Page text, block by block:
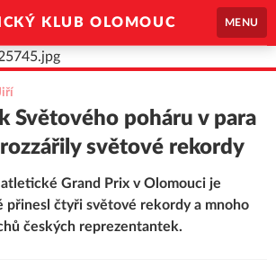
KLUB OLOMOUC MENU
Světového poháru v para
světové rekordy
Grand Prix v Olomouci je
přinesl čtyři světové rekordy a mnoho
českých reprezentantek.